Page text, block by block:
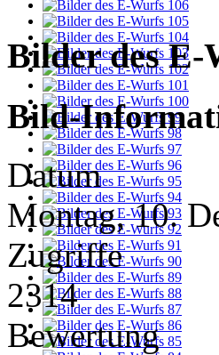
Bilder des E-
Bild-
Datum
Montag, 10.
Zugriffe
2314
Bewertung